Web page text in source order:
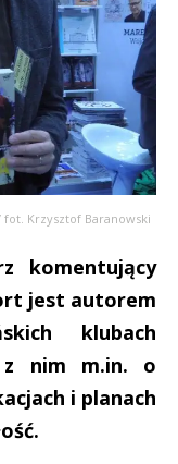
fot. Krzysztof Baranowski
komentujący
jest autorem
klubach
z nim m.in. o
i planach